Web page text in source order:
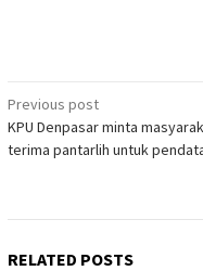
Post
navigation
Previous post
KPU Denpasar minta
terima pantarlih untuk
RELATED POSTS